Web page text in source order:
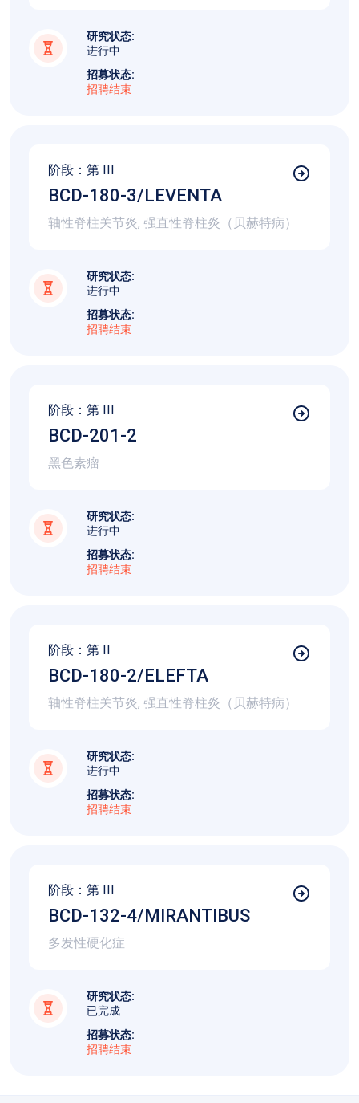
研究状态:
进行中
招募状态:
招聘结束
研究状态:
进行中
招募状态:
招聘结束
阶段：第 III
BCD-180-3/LEVENTA
轴性脊柱关节炎, 强直性脊柱炎（贝赫特病）
研究状态:
进行中
招募状态:
招聘结束
阶段：第 III
BCD-201-2
黑色素瘤
研究状态:
进行中
招募状态:
招聘结束
阶段：第 II
BCD-180-2/ELEFTA
轴性脊柱关节炎, 强直性脊柱炎（贝赫特病）
研究状态:
已完成
招募状态:
招聘结束
阶段：第 III
BCD-132-4/MIRANTIBUS
多发性硬化症